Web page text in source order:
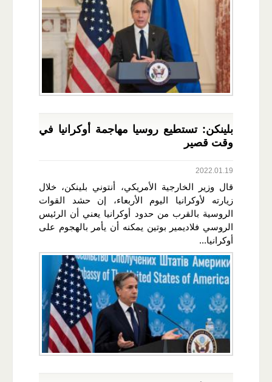
بلينكن: تستطيع روسيا مهاجمة أوكرانيا في
وقت قصير
2022.01.19
قال وزير الخارجية الأمريكي، أنتوني بلينكن، خلال
زيارته لأوكرانيا اليوم الأربعاء، إن حشد القوات
الروسية بالقرب من حدود أوكرانيا يعني أن الرئيس
الروسي فلاديمير بوتين يمكنه أن يأمر بالهجوم على
أوكرانيا...